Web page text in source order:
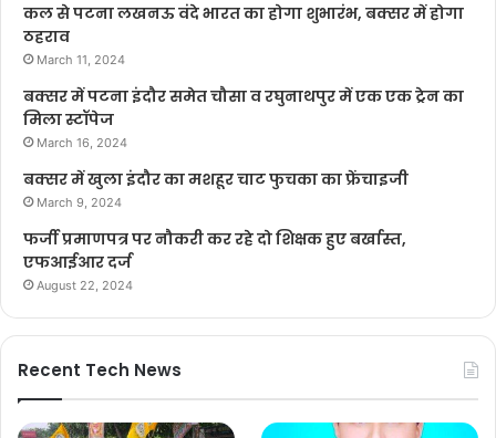
कल से पटना लखनऊ वंदे भारत का होगा शुभारंभ, बक्सर में होगा
ठहराव
March 11, 2024
बक्सर में पटना इंदौर समेत चौसा व रघुनाथपुर में एक एक ट्रेन का
मिला स्टॉपेज
March 16, 2024
बक्सर में खुला इंदौर का मशहूर चाट फुचका का फ्रेंचाइजी
March 9, 2024
फर्जी प्रमाणपत्र पर नौकरी कर रहे दो शिक्षक हुए बर्खास्त,
एफआईआर दर्ज
August 22, 2024
Recent Tech News